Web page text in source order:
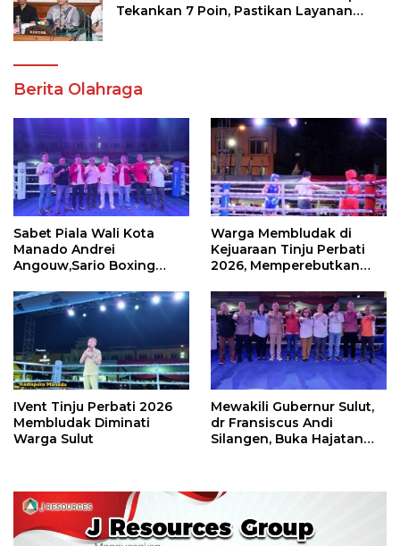
Tekankan 7 Poin, Pastikan Layanan
Berita Olahraga
Sabet Piala Wali Kota
Manado Andrei
Angouw,Sario Boxing
Perbati 2026
Warga Membludak di
Kejuaraan Tinju Perbati
2026, Memperebutkan
IVent Tinju Perbati 2026
Membludak Diminati
Warga Sulut
Mewakili Gubernur Sulut,
dr Fransiscus Andi
Silangen, Buka Hajatan